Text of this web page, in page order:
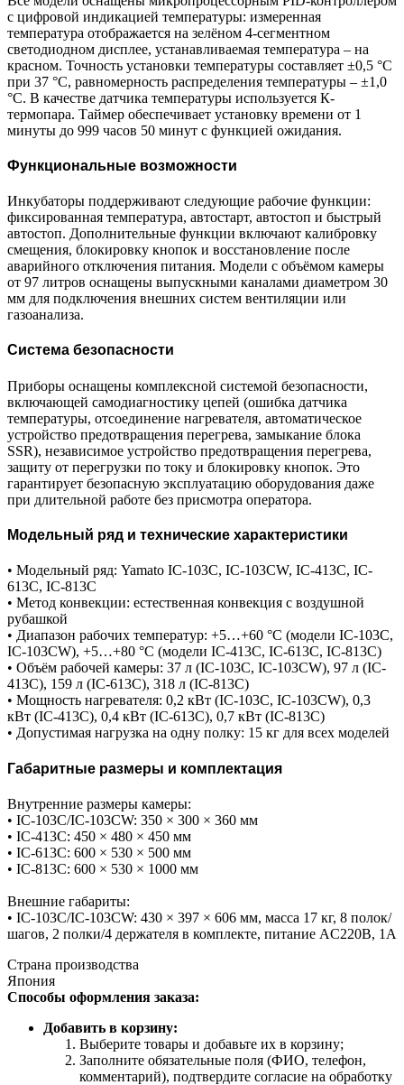
с цифровой индикацией температуры: измеренная
температура отображается на зелёном 4-сегментном
светодиодном дисплее, устанавливаемая температура – на
красном. Точность установки температуры составляет ±0,5 °С
при 37 °С, равномерность распределения температуры – ±1,0
°С. В качестве датчика температуры используется К-
термопара. Таймер обеспечивает установку времени от 1
минуты до 999 часов 50 минут с функцией ожидания.
Функциональные возможности
Инкубаторы поддерживают следующие рабочие функции:
фиксированная температура, автостарт, автостоп и быстрый
автостоп. Дополнительные функции включают калибровку
смещения, блокировку кнопок и восстановление после
аварийного отключения питания. Модели с объёмом камеры
от 97 литров оснащены выпускными каналами диаметром 30
мм для подключения внешних систем вентиляции или
газоанализа.
Система безопасности
Приборы оснащены комплексной системой безопасности,
включающей самодиагностику цепей (ошибка датчика
температуры, отсоединение нагревателя, автоматическое
устройство предотвращения перегрева, замыкание блока
SSR), независимое устройство предотвращения перегрева,
защиту от перегрузки по току и блокировку кнопок. Это
гарантирует безопасную эксплуатацию оборудования даже
при длительной работе без присмотра оператора.
Модельный ряд и технические характеристики
• Модельный ряд: Yamato IC-103C, IC-103CW, IC-413C, IC-
613C, IC-813C
• Метод конвекции: естественная конвекция с воздушной
рубашкой
• Диапазон рабочих температур: +5…+60 °С (модели IC-103C,
IC-103CW), +5…+80 °С (модели IC-413C, IC-613C, IC-813C)
• Объём рабочей камеры: 37 л (IC-103C, IC-103CW), 97 л (IC-
413C), 159 л (IC-613C), 318 л (IC-813C)
• Мощность нагревателя: 0,2 кВт (IC-103C, IC-103CW), 0,3
кВт (IC-413C), 0,4 кВт (IC-613C), 0,7 кВт (IC-813C)
• Допустимая нагрузка на одну полку: 15 кг для всех моделей
Габаритные размеры и комплектация
Внутренние размеры камеры:
• IC-103C/IC-103CW: 350 × 300 × 360 мм
• IC-413C: 450 × 480 × 450 мм
• IC-613C: 600 × 530 × 500 мм
• IC-813C: 600 × 530 × 1000 мм
Внешние габариты:
• IC-103C/IC-103CW: 430 × 397 × 606 мм, масса 17 кг, 8 полок/
шагов, 2 полки/4 держателя в комплекте, питание AC220В, 1А
Страна производства
Япония
Способы оформления заказа:
Добавить в корзину:
Выберите товары и добавьте их в корзину;
Заполните обязательные поля (ФИО, телефон,
комментарий), подтвердите согласие на обработку